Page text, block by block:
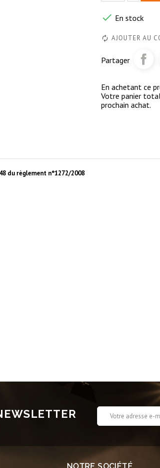
 En stock
AJOUTER AU
Partager
En achetant ce
Votre panier
prochain achat.
du règlement n°1272/2008